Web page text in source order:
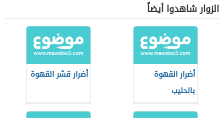
الزوار شاهدوا أيضاً
أضرار القهوة
بالحليب
أضرار قشر القهوة